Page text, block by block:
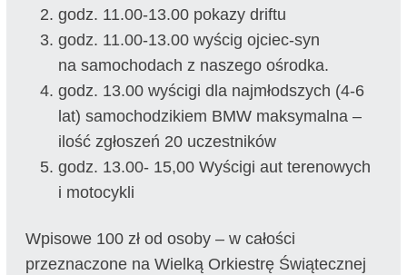
godz. 11.00-13.00 pokazy driftu
godz. 11.00-13.00 wyścig ojciec-syn
na samochodach z naszego ośrodka.
godz. 13.00 wyścigi dla najmłodszych (4-6
lat) samochodzikiem BMW maksymalna –
ilość zgłoszeń 20 uczestników
godz. 13.00- 15,00 Wyścigi aut terenowych
i motocykli
Wpisowe 100 zł od osoby – w całości
przeznaczone na Wielką Orkiestrę Świątecznej